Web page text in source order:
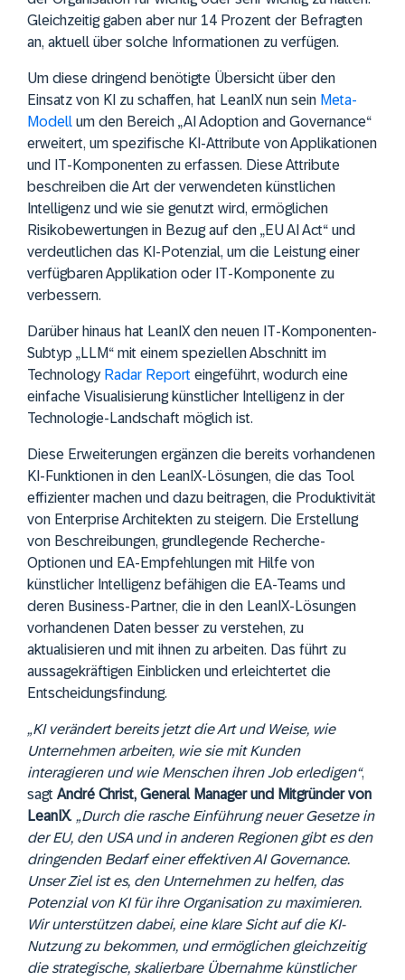
Gleichzeitig gaben aber nur 14 Prozent der Befragten
an, aktuell über solche Informationen zu verfügen.
Um diese dringend benötigte Übersicht über den
Einsatz von KI zu schaffen, hat LeanIX nun sein Meta-
Modell um den Bereich „AI Adoption and Governance“
erweitert, um spezifische KI-Attribute von Applikationen
und IT-Komponenten zu erfassen. Diese Attribute
beschreiben die Art der verwendeten künstlichen
Intelligenz und wie sie genutzt wird, ermöglichen
Risikobewertungen in Bezug auf den „EU AI Act“ und
verdeutlichen das KI-Potenzial, um die Leistung einer
verfügbaren Applikation oder IT-Komponente zu
verbessern.
Darüber hinaus hat LeanIX den neuen IT-Komponenten-
Subtyp „LLM“ mit einem speziellen Abschnitt im
Technology Radar Report eingeführt, wodurch eine
einfache Visualisierung künstlicher Intelligenz in der
Technologie-Landschaft möglich ist.
Diese Erweiterungen ergänzen die bereits vorhandenen
KI-Funktionen in den LeanIX-Lösungen, die das Tool
effizienter machen und dazu beitragen, die Produktivität
von Enterprise Architekten zu steigern. Die Erstellung
von Beschreibungen, grundlegende Recherche-
Optionen und EA-Empfehlungen mit Hilfe von
künstlicher Intelligenz befähigen die EA-Teams und
deren Business-Partner, die in den LeanIX-Lösungen
vorhandenen Daten besser zu verstehen, zu
aktualisieren und mit ihnen zu arbeiten. Das führt zu
aussagekräftigen Einblicken und erleichtertet die
Entscheidungsfindung.
„KI verändert bereits jetzt die Art und Weise, wie
Unternehmen arbeiten, wie sie mit Kunden
interagieren und wie Menschen ihren Job erledigen“,
sagt André Christ, General Manager und Mitgründer von
LeanIX. „Durch die rasche Einführung neuer Gesetze in
der EU, den USA und in anderen Regionen gibt es den
dringenden Bedarf einer effektiven AI Governance.
Unser Ziel ist es, den Unternehmen zu helfen, das
Potenzial von KI für ihre Organisation zu maximieren.
Wir unterstützen dabei, eine klare Sicht auf die KI-
Nutzung zu bekommen, und ermöglichen gleichzeitig
die strategische, skalierbare Übernahme künstlicher